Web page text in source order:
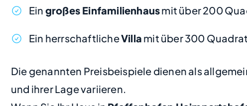
Ein großes Einfamilienhausmit über 200
Ein herrschaftlicheVilla mit über 300
Die genannten Preisbeispiele dienen als
und ihrer Lage variieren.